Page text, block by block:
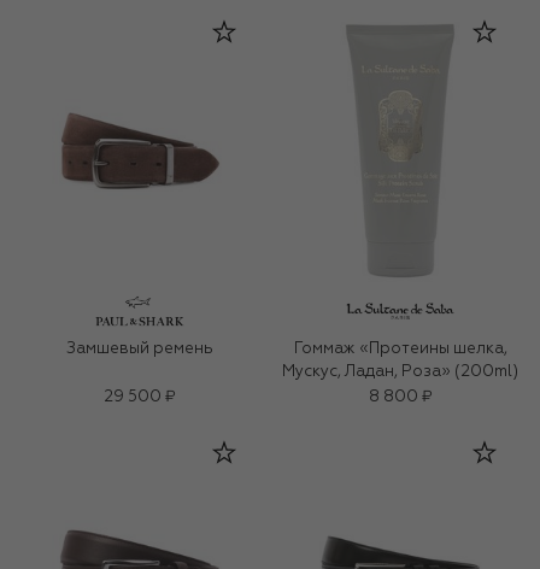
Замшевый ремень
29 500 ₽
Гоммаж «Протеины шелка,
Мускус, Ладан, Роза» (200ml)
8 800 ₽